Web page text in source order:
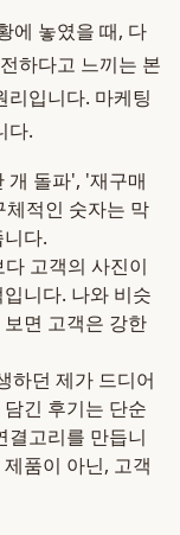
에 놓였을 때, 다
하다고 느끼는 본
리입니다. 마케팅
다.
개 돌파', '재구매
적인 숫자는 막
다.
고객의 사진이
니다. 나와 비슷
면 고객은 강한
하던 제가 드디어
긴 후기는 단순
결고리를 만듭니
품이 아닌, 고객